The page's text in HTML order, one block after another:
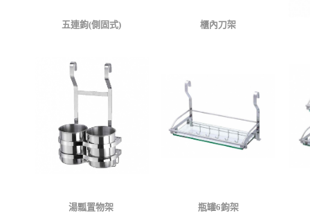
五連鉤(側固式) 櫃內刀架
湯瓢置物架 瓶罐6鉤架